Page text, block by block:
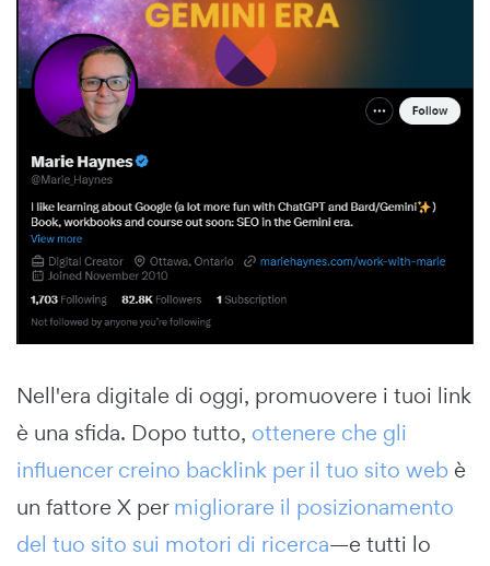
Nell'era digitale di oggi, promuovere i tuoi link
è una sfida. Dopo tutto, ottenere che gli
influencer creino backlink per il tuo sito web è
un fattore X permigliorare il posizionamento
del tuo sito sui motori di ricerca—e tutti lo